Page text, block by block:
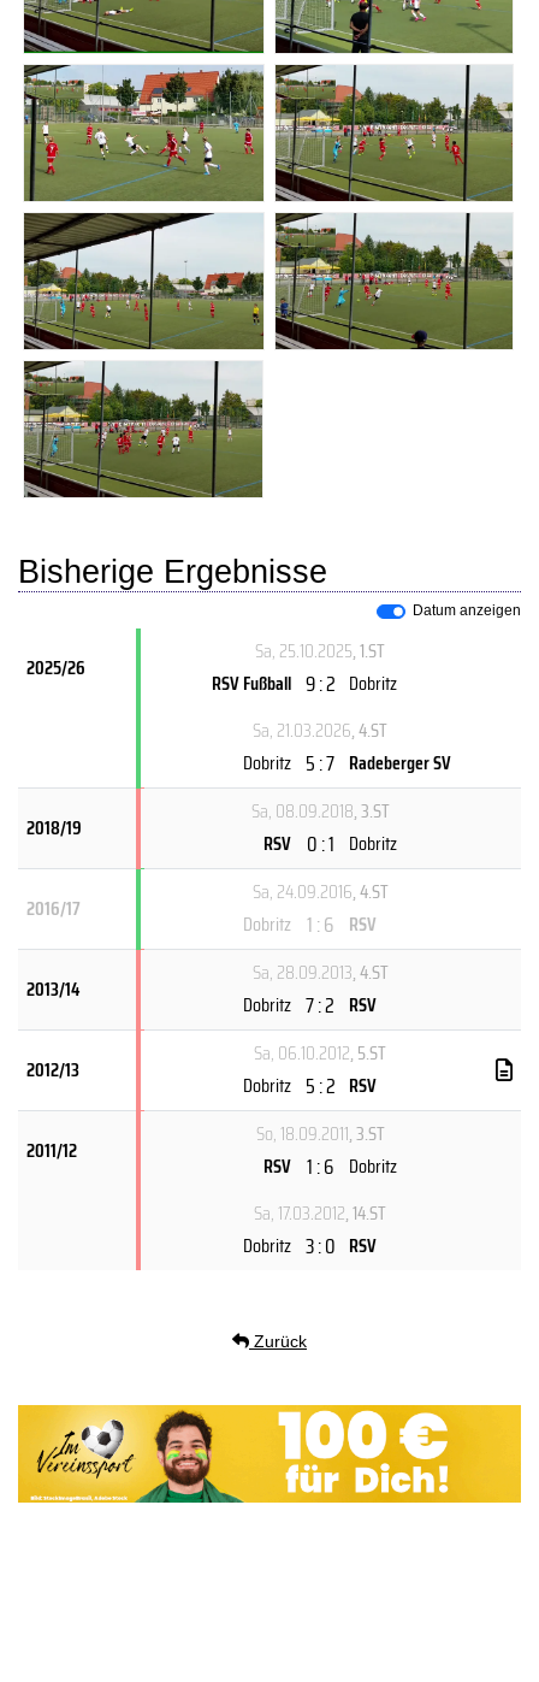
Bisherige Ergebnisse
Datum anzeigen
2025/26
Sa, 25.10.2025, 1.ST
RSV Fußball 9 : 2 Dobritz
Sa, 21.03.2026, 4.ST
Dobritz 5 : 7 Radeberger SV
2018/19
Sa, 08.09.2018, 3.ST
RSV 0 : 1 Dobritz
2016/17
Sa, 24.09.2016, 4.ST
Dobritz 1 : 6 RSV
2013/14
Sa, 28.09.2013, 4.ST
Dobritz 7 : 2 RSV
2012/13
Sa, 06.10.2012, 5.ST
Dobritz 5 : 2 RSV
2011/12
So, 18.09.2011, 3.ST
RSV 1 : 6 Dobritz
Sa, 17.03.2012, 14.ST
Dobritz 3 : 0 RSV
Zurück